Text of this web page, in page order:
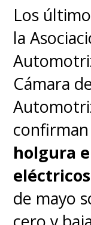
global, la
de
de EV
un
para 2026.
Los
la
Cámara
holgura
de mayo